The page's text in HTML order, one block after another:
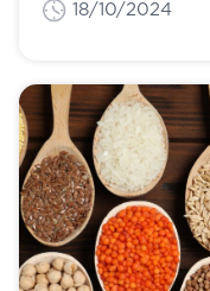
18/10/2024